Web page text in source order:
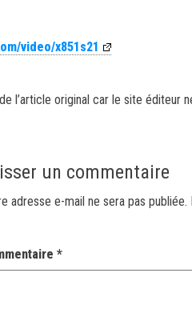
video/x851s21
l’article original car le site éditeur
un commentaire
adresse e-mail ne sera pas publiée.
*